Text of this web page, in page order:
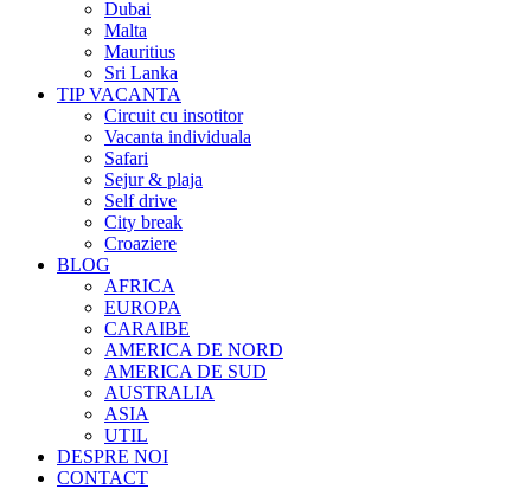
Dubai
Malta
Mauritius
Sri Lanka
TIP VACANTA
Circuit cu insotitor
Vacanta individuala
Safari
Sejur & plaja
Self drive
City break
Croaziere
BLOG
AFRICA
EUROPA
CARAIBE
AMERICA DE NORD
AMERICA DE SUD
AUSTRALIA
ASIA
UTIL
DESPRE NOI
CONTACT